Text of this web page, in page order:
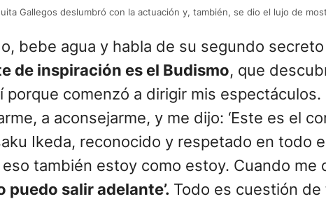
Gallegos deslumbró con la actuación y, también, se dio el lujo de
bebe agua y habla de su segundo
de inspiración es el Budismo, que
comenzó a dirigir mis
a aconsejarme, y me dijo: ‘Este es el
Ikeda, reconocido y respetado en todo
también estoy como estoy. Cuando
puedo salir adelante’. Todo es cuestión